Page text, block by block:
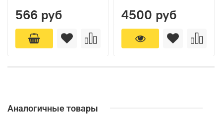
566 руб 4500 руб
Аналогичные товары